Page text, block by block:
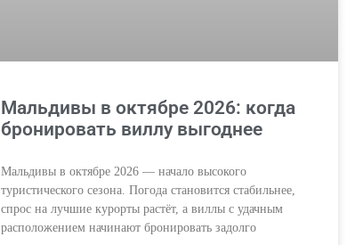
Мальдивы в октябре 2026: когда
бронировать виллу выгоднее
Мальдивы в октябре 2026 — начало высокого
туристического сезона. Погода становится стабильнее,
спрос на лучшие курорты растёт, а виллы с удачным
расположением начинают бронировать задолго